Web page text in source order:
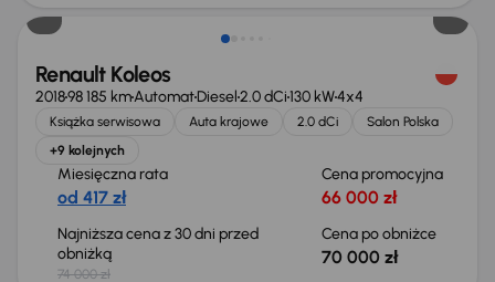
Renault Koleos
201898 185 kmAutomatDiesel2.0 dCi130 kW4x4
Książka serwisowa Auta krajowe 2.0 dCi
Salon Polska
+9 kolejnych
Miesięczna rata
od 417 zł
Cena promocyjna
66 000 zł
Najniższa cena z 30 dni przed
obniżką
74 000 zł
Cena po obniżce
70 000 zł